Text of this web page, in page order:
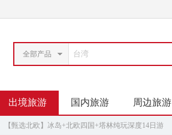
全部产品
出境旅游 国内旅游 周边旅游
【甄选北欧】冰岛+北欧四国+塔林纯玩深度14日游